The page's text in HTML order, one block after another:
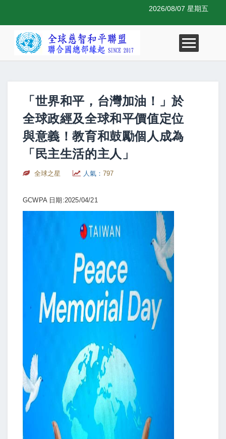
2026/08/07 星期五
「世界和平，台灣加油！」於
全球政經及全球和平價值定位
與意義！教育和鼓勵個人成為
「民主生活的主人」
全球之星 人氣： 797
GCWPA 日期:2025/04/21